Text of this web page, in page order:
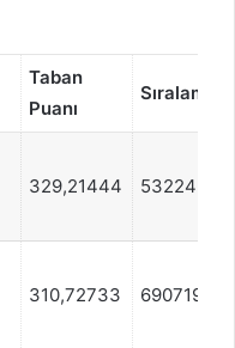
Taban
Puanı
Sıralama
329,21444 532243
310,72733 690719